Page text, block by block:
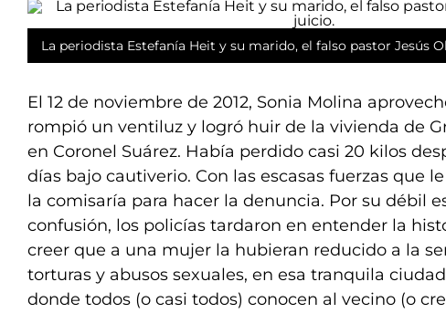
La periodista Estefanía Heit y su marido, el falso pastor Jesús
El 12 de noviembre de 2012, Sonia Molina
rompió un ventiluz y logró huir de la vivienda de
en Coronel Suárez. Había perdido casi 20 kilos
días bajo cautiverio. Con las escasas fuerzas que
la comisaría para hacer la denuncia. Por su débil
confusión, los policías tardaron en entender la
creer que a una mujer la hubieran reducido a la
torturas y abusos sexuales, en esa tranquila
donde todos (o casi todos) conocen al vecino (o